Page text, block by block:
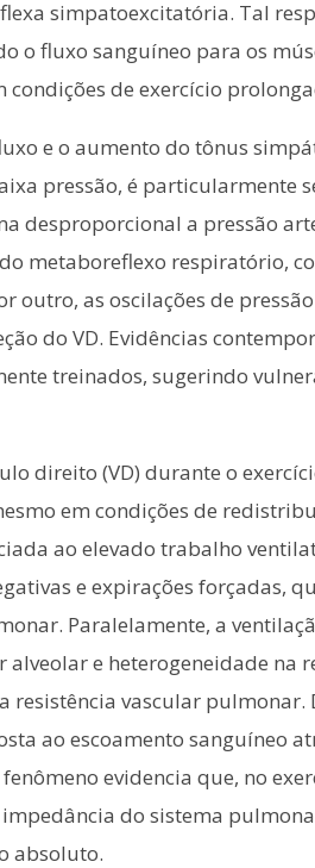
simpatoexcitatória. Tal
o fluxo sanguíneo para os
de exercício
e o aumento do tônus
pressão, é particularmente
desproporcional a pressão
metaboreflexo respiratório,
as oscilações de
do VD. Evidências
treinados, sugerindo
direito (VD) durante o
em condições de
ao elevado trabalho
e expirações forçadas,
Paralelamente, a
e heterogeneidade na
vascular
ao escoamento sanguíneo
evidencia que, no
do sistema
absoluto.